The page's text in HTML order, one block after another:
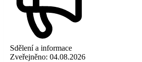
Sdělení a informace
Zveřejněno: 04.08.2026